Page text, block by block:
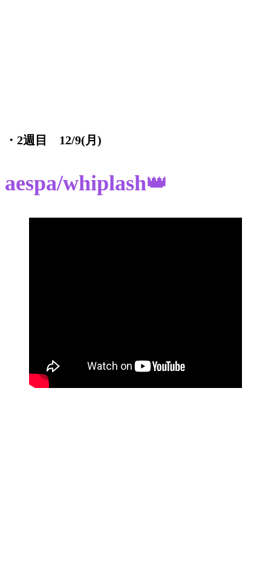
・2週目 12/9(月)
aespa/whiplash👑